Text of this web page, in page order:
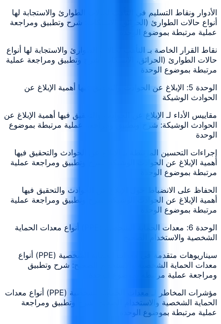
الأدوار ونقاط التسليم في التأهب لحالات الطوارئ والاستجابة لها
أنواع حالات الطوارئ (الحرائق، الانسكاب: شرح وتطبيق ومراجعة
عملية مرتبطة بموضوع الوحدة
نقاط القرار الخاصة بـ التأهب لحالات الطوارئ والاستجابة لها أنواع
حالات الطوارئ (الحرائق، الانسكاب: شرح وتطبيق ومراجعة عملية
مرتبطة بموضوع الوحدة
الوحدة 5: الإبلاغ عن الحوادث والتحقيق فيها أهمية الإبلاغ عن
الحوادث الوشيكة
مقاييس الأداء لـ الإبلاغ عن الحوادث والتحقيق فيها أهمية الإبلاغ عن
الحوادث الوشيكة: شرح وتطبيق ومراجعة عملية مرتبطة بموضوع
الوحدة
إجراءات التحسين المرتبطة بـ الإبلاغ عن الحوادث والتحقيق فيها
أهمية الإبلاغ عن الحوادث الوشيكة: شرح وتطبيق ومراجعة عملية
مرتبطة بموضوع الوحدة
الحفاظ على الانضباط حول الإبلاغ عن الحوادث والتحقيق فيها
أهمية الإبلاغ عن الحوادث الوشيكة: شرح وتطبيق ومراجعة عملية
مرتبطة بموضوع الوحدة
الوحدة 6: معدات الحماية الشخصية (PPE) أنواع معدات الحماية
الشخصية والاستخدام الصحيح
سيناريوهات متقدمة في معدات الحماية الشخصية (PPE) أنواع
معدات الحماية الشخصية والاستخدام الصحيح: شرح وتطبيق
ومراجعة عملية مرتبطة بموضوع الوحدة
مؤشرات المخاطر لـ معدات الحماية الشخصية (PPE) أنواع معدات
الحماية الشخصية والاستخدام الصحيح: شرح وتطبيق ومراجعة
عملية مرتبطة بموضوع الوحدة